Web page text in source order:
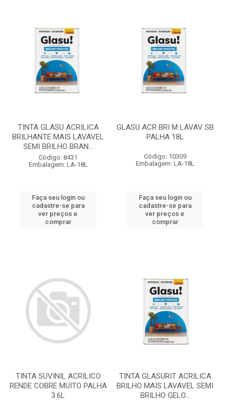
TINTA GLASU ACRILICA
BRILHANTE MAIS LAVAVEL
SEMI BRILHO BRAN...
Código: 8431
Embalagem: LA-18L
Faça seu login ou
cadastre-se para
ver preços e
comprar
GLASU ACR BRI M LAVAV SB
PALHA 18L
Código: 10309
Embalagem: LA-18L
Faça seu login ou
cadastre-se para
ver preços e
comprar
TINTA SUVINIL ACRILICO
RENDE COBRE MUITO PALHA
3.6L
TINTA GLASURIT ACRILICA
BRILHO MAIS LAVAVEL SEMI
BRILHO GELO...